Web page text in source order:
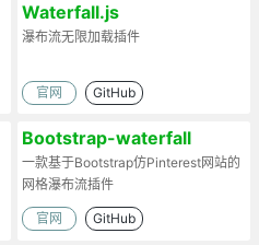
Waterfall.js
瀑布流无限加载插件
官网 GitHub
Bootstrap-waterfall
一款基于Bootstrap仿Pinterest网站的
网格瀑布流插件
官网 GitHub